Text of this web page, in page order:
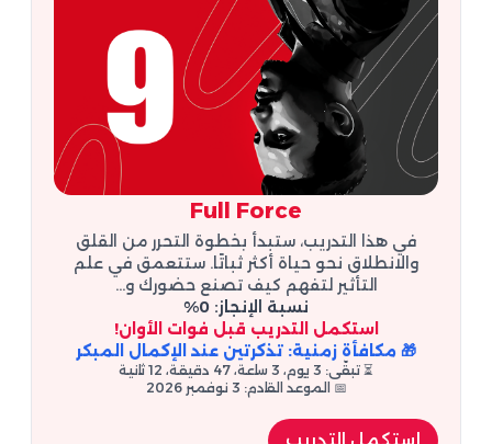
Full Force
في هذا التدريب، ستبدأ بخطوة التحرر من القلق
والانطلاق نحو حياة أكثر ثباتًا. ستتعمق في علم
التأثير لتفهم كيف تصنع حضورك و...
نسبة الإنجاز: 0%
استكمل التدريب قبل فوات الأوان!
🎁 مكافأة زمنية: تذكرتين عند الإكمال المبكر
⏳ تبقّى: 3 يوم، 3 ساعة، 47 دقيقة، 11 ثانية
📅 الموعد القادم: 3 نوفمبر 2026